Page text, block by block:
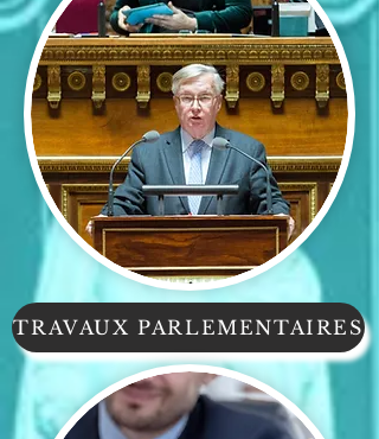
TRAVAUX PARLEMENTAIRES